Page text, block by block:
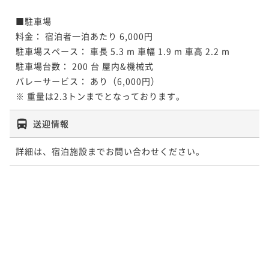
■駐車場
料金： 宿泊者一泊あたり 6,000円
駐車場スペース： 車長 5.3 m 車幅 1.9 m 車高 2.2 m
駐車場台数： 200 台 屋内&機械式
バレーサービス： あり（6,000円）
※ 重量は2.3トンまでとなっております。
送迎情報
詳細は、宿泊施設までお問い合わせください。